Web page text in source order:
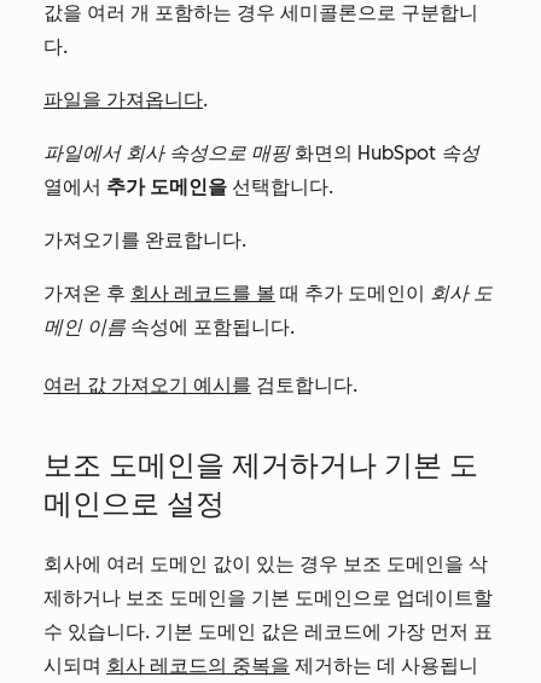
값을 여러 개 포함하는 경우 세미콜론으로 구분합니
다.
파일을 가져옵니다.
파일에서 회사 속성으로 매핑화면의 HubSpot 속성
열에서 추가 도메인을 선택합니다.
가져오기를 완료합니다.
가져온 후 회사 레코드를 볼 때 추가 도메인이 회사 도
메인 이름 속성에 포함됩니다.
여러 값 가져오기 예시를 검토합니다.
보조 도메인을 제거하거나 기본 도
메인으로 설정
회사에 여러 도메인 값이 있는 경우 보조 도메인을 삭
제하거나 보조 도메인을 기본 도메인으로 업데이트할
수 있습니다. 기본 도메인 값은 레코드에 가장 먼저 표
시되며 회사 레코드의 중복을 제거하는 데 사용됩니